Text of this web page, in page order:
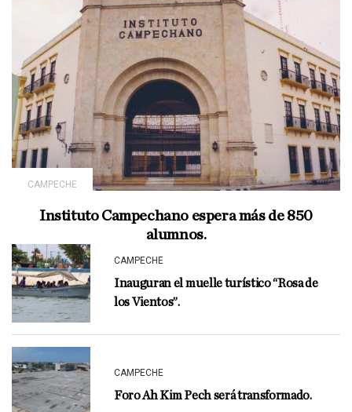
CAMPECHE
Instituto Campechano espera más de 850
alumnos.
CAMPECHE
Inauguran el muelle turístico “Rosa de
los Vientos”.
CAMPECHE
Foro Ah Kim Pech será transformado.